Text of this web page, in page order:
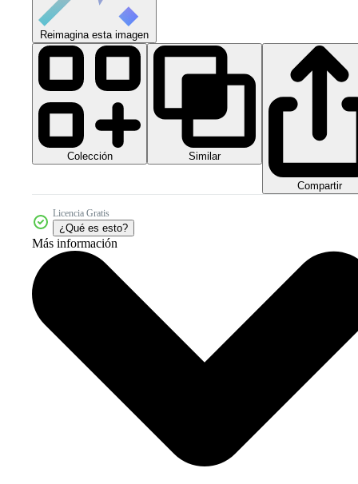
Reimagina esta imagen
Colección Similar
Compartir
Licencia Gratis
¿Qué es esto?
Más información